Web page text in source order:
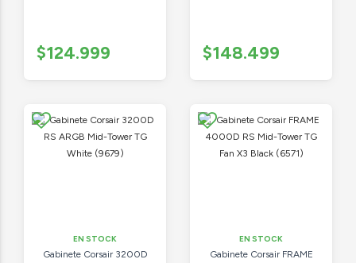
$124.999 $148.499
EN STOCK
Gabinete Corsair 3200D
EN STOCK
Gabinete Corsair FRAME